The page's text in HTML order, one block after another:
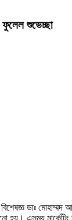
ফুলেল শুভেচ্ছা
ডাঃ